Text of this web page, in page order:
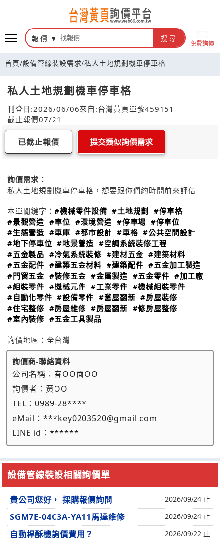
報價 搜尋
免費詢價
首頁/設備管線裝設需求/私人土地規劃機車停車格
私人土地規劃機車停車格
刊登日:2026/06/06來自:台灣黃頁單號459151
截止報價07/21
已截止報價 提交類似詢價需求
詢價需求：
私人土地規劃機車停車格，想要跟你們約時間前來評估
本單關鍵字： #機械零件設備 #土地規劃
#停車格
#景觀營造 #車位 #環境營造 #停車場 #停車位
#生態營造 #車庫 #都市設計 #車格 #公共空間設計
#地下停車位 #地景營造 #空調系統裝修工程
#五金製品 #冷氣系統裝修 #建材五金 #建築材料
#五金配件 #建築五金材料 #建築配件 #五金加工製造
#門窗五金 #裝修五金 #金屬製造 #五金零件 #加工廠
#組裝零件 #機械元件 #工業零件 #機械組裝零件
#自動化零件 #設備零件 #舊屋翻新 #房屋裝修
#住宅整修 #房屋維修 #房屋翻新 #修房屋整修
#室內裝修 #五金工具製品
詢價地區： 全台灣
詢價商-聯絡資料
公司名稱： 春OO面OO
詢價者： 黃OO
TEL： 0989-28****
eMail： ***key0203520@gmail.com
LINE id： ******
設備管線裝設相關詢價單
貴公司您好， 採購報價詢問 2026/09/24 止
SGM7E-04C3A-YA11馬達維修 2026/09/24 止
自動桿酥機詢價費用？ 2026/09/22 止